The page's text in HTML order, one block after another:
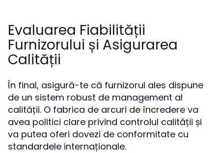
Evaluarea Fiabilității
Furnizorului și Asigurarea
Calității
În final, asigură-te că furnizorul ales dispune
de un sistem robust de management al
calității. O fabrica de arcuri de încredere va
avea politici clare privind controlul calității și
va putea oferi dovezi de conformitate cu
standardele internaționale.